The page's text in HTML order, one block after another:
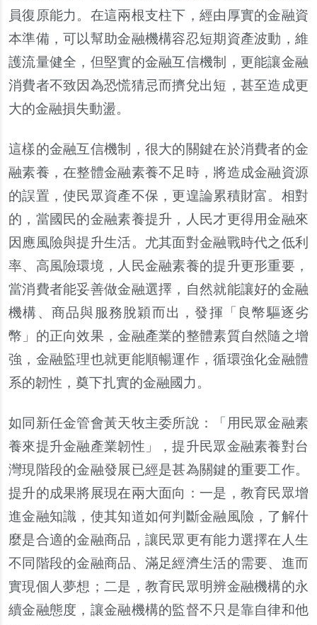
員復原能力。在這兩根支柱下，經由厚實的金融資
本準備，可以幫助金融機構容忍短期資產波動，維
護流量健全，但堅實的金融互信機制，更能讓金融
消費者不致因為恐慌猜忌而擠兌出短，甚至造成更
大的金融損失動盪。
這樣的金融互信機制，很大的關鍵在於消費者的金
融素養，在整體金融素養不足時，將造成金融資源
的誤置，使民 眾資產不保，更遑論累積財富。相對
的，當國民的金融素養提升，人民才更得用金融來
因應風險與提升生活。尤其面對金融戰時代之低利
率、高風險環境，人民金融素養的提升更形重要，
當消費者能妥善做金融選擇，自然就能讓好的金融
機構、商品與服務脫穎而出，發揮「良幣驅逐劣
幣」的正向效果，金融產業的整體素質自然隨之增
強，金融監理也就更能順暢運作，循環強化金融體
系的韌性，奠下扎實的金融國力。
如同新任金管會黃天牧主委所說 ：「用民眾金融素
養來提升金融產業韌性」，提升民眾金融素養對台
灣現階段的金融發展已經是甚為關鍵的重要工作。
提升的成果將展現在兩大面向：一是，教育民 眾增
進金融知識，使其知道如何判斷金融風險，了解什
麼是合適的金融商品，讓民眾 更有能力選擇在人生
不同階段的金融商品、滿足經濟生活的需要、進而
實現個人夢想；二是，教育民 眾明辨金融機構的永
續金融態度，讓金融機構的監督不只是靠自律和他